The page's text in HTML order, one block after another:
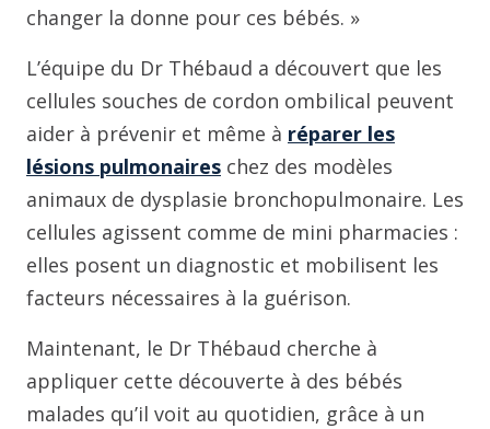
changer la donne pour ces bébés. »
L’équipe du Dr Thébaud a découvert que les
cellules souches de cordon ombilical peuvent
aider à prévenir et même à réparer les
lésions pulmonaires chez des modèles
animaux de dysplasie bronchopulmonaire. Les
cellules agissent comme de mini pharmacies :
elles posent un diagnostic et mobilisent les
facteurs nécessaires à la guérison.
Maintenant, le Dr Thébaud cherche à
appliquer cette découverte à des bébés
malades qu’il voit au quotidien, grâce à un